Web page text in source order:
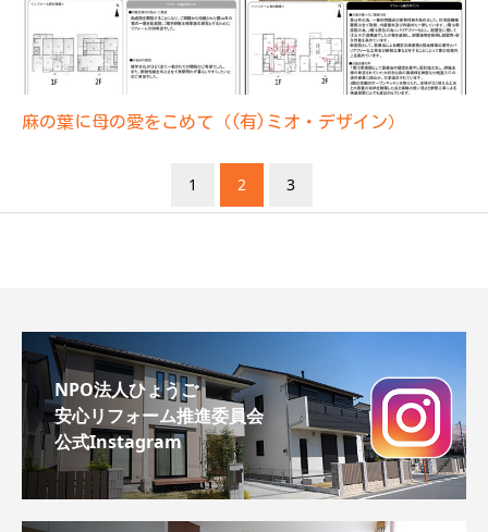
麻の葉に母の愛をこめて（(有)ミオ・デザイン）
1 2 3
NPO法人ひょうご
安心リフォーム推進委員会
公式Instagram